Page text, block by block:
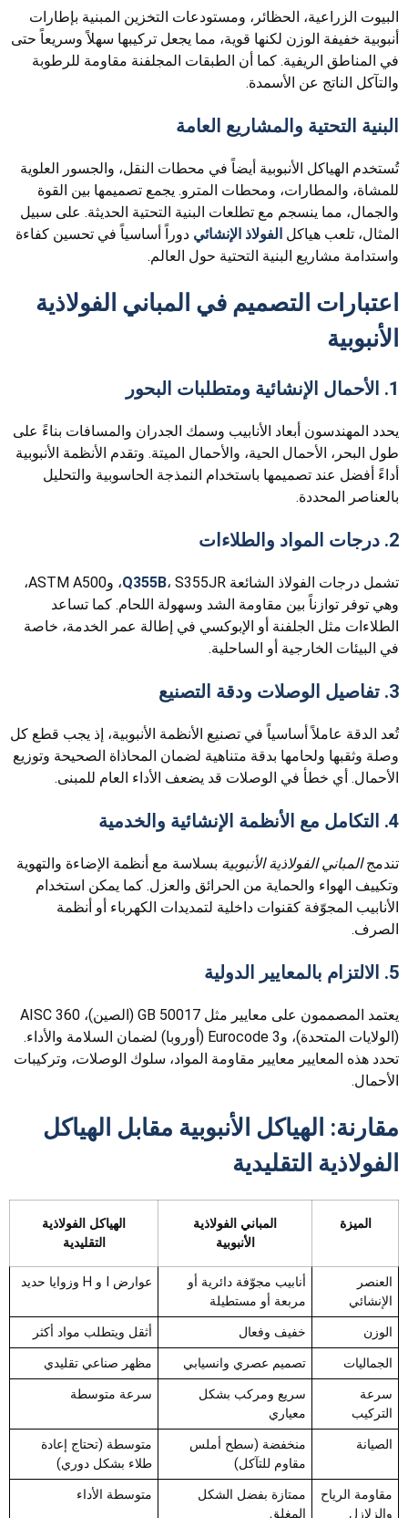
البيوت الزراعية، الحظائر، ومستودعات التخزين المبنية بإطارات
أنبوبية خفيفة الوزن لكنها قوية، مما يجعل تركيبها سهلاً وسريعاً حتى
في المناطق الريفية. كما أن الطبقات المجلفنة مقاومة للرطوبة
والتآكل الناتج عن الأسمدة.
البنية التحتية والمشاريع العامة
تُستخدم الهياكل الأنبوبية أيضاً في محطات النقل، والجسور العلوية
للمشاة، والمطارات، ومحطات المترو. يجمع تصميمها بين القوة
والجمال، مما ينسجم مع تطلعات البنية التحتية الحديثة. على سبيل
المثال، تلعب هياكل الفولاذ الإنشائي دوراً أساسياً في تحسين كفاءة
واستدامة مشاريع البنية التحتية حول العالم.
اعتبارات التصميم في المباني الفولاذية
الأنبوبية
1. الأحمال الإنشائية ومتطلبات البحور
يحدد المهندسون أبعاد الأنابيب وسمك الجدران والمسافات بناءً على
طول البحر، الأحمال الحية، والأحمال الميتة. وتقدم الأنظمة الأنبوبية
أداءً أفضل عند تصميمها باستخدام النمذجة الحاسوبية والتحليل
بالعناصر المحددة.
2. درجات المواد والطلاءات
تشمل درجات الفولاذ الشائعة Q355B
، S355JR، وASTM A500،
وهي توفر توازناً بين مقاومة الشد وسهولة اللحام. كما تساعد
الطلاءات مثل الجلفنة أو الإبوكسي في إطالة عمر الخدمة، خاصة
في البيئات الخارجية أو الساحلية.
3. تفاصيل الوصلات ودقة التصنيع
تُعد الدقة عاملاً أساسياً في تصنيع الأنظمة الأنبوبية، إذ يجب قطع كل
وصلة وثقبها ولحامها بدقة متناهية لضمان المحاذاة الصحيحة وتوزيع
الأحمال. أي خطأ في الوصلات قد يضعف الأداء العام للمبنى.
4. التكامل مع الأنظمة الإنشائية والخدمية
تندمجالمباني الفولاذية الأنبوبية بسلاسة مع أنظمة الإضاءة والتهوية
وتكييف الهواء والحماية من الحرائق والعزل. كما يمكن استخدام
الأنابيب المجوّفة كقنوات داخلية لتمديدات الكهرباء أو أنظمة
الصرف.
5. الالتزام بالمعايير الدولية
يعتمد المصممون على معايير مثل GB 50017 (الصين)، AISC 360
(الولايات المتحدة)، وEurocode 3 (أوروبا) لضمان السلامة والأداء.
تحدد هذه المعايير معايير مقاومة المواد، سلوك الوصلات، وتركيبات
الأحمال.
مقارنة: الهياكل الأنبوبية مقابل الهياكل
الفولاذية التقليدية
الميزة
المباني الفولاذية
الأنبوبية
الهياكل الفولاذية
التقليدية
العنصر
الإنشائي
أنابيب مجوّفة دائرية أو
مربعة أو مستطيلة
عوارض I و H وزوايا حديد
الوزن خفيف وفعال
أثقل ويتطلب مواد أكثر
الجماليات
تصميم عصري وانسيابي
مظهر صناعي تقليدي
سرعة
التركيب
سريع ومركب بشكل
معياري
سرعة متوسطة
الصيانة
منخفضة (سطح أملس
مقاوم للتآكل)
متوسطة (تحتاج إعادة
طلاء بشكل دوري)
مقاومة الرياح
والزلازل
ممتازة بفضل الشكل
المغلق
متوسطة الأداء